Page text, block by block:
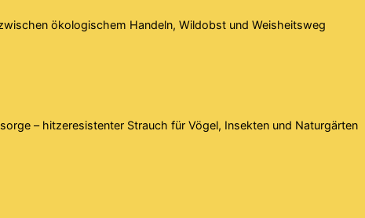
ökologischem Handeln, Wildobst und Weisheitsweg
– hitzeresistenter Strauch für Vögel, Insekten und Naturgärten